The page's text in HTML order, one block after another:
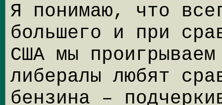
Я понимаю, что
большего и при
США мы
либералы любят
бензина –